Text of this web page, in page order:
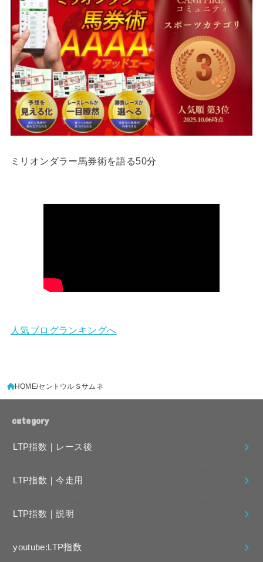
ミリオンダラー馬券術を語る50分
人気ブログランキングへ
HOME セントウルＳサムネ
category
LTP指数｜レース後
LTP指数｜今走用
LTP指数｜説明
youtube:LTP指数